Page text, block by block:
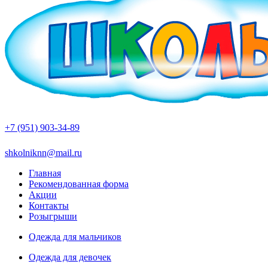
+7 (951) 903-34-89
shkolniknn@mail.ru
Главная
Рекомендованная форма
Акции
Контакты
Розыгрыши
Одежда для мальчиков
Одежда для девочек